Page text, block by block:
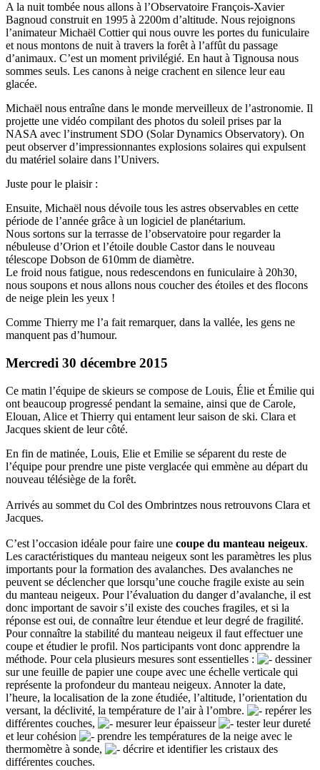
A la nuit tombée nous allons à l’Observatoire François-Xavier
Bagnoud construit en 1995 à 2200m d’altitude. Nous rejoignons
l’animateur Michaël Cottier qui nous ouvre les portes du funiculaire
et nous montons de nuit à travers la forêt à l’affût du passage
d’animaux. C’est un moment privilégié. En haut à Tignousa nous
sommes seuls. Les canons à neige crachent en silence leur eau
glacée.
Michaël nous entraîne dans le monde merveilleux de l’astronomie. Il
projette une vidéo compilant des photos du soleil prises par la
NASA avec l’instrument SDO (Solar Dynamics Observatory). On
peut observer d’impressionnantes explosions solaires qui expulsent
du matériel solaire dans l’Univers.
Juste pour le plaisir :
Ensuite, Michaël nous dévoile tous les astres observables en cette
période de l’année grâce à un logiciel de planétarium.
Nous sortons sur la terrasse de l’observatoire pour regarder la
nébuleuse d’Orion et l’étoile double Castor dans le nouveau
télescope Dobson de 610mm de diamètre.
Le froid nous fatigue, nous redescendons en funiculaire à 20h30,
nous soupons et nous allons nous coucher des étoiles et des flocons
de neige plein les yeux !
Comme Thierry me l’a fait remarquer, dans la vallée, les gens ne
manquent pas d’humour.
Mercredi 30 décembre 2015
Ce matin l’équipe de skieurs se compose de Louis, Élie et Émilie qui
ont beaucoup progressé pendant la semaine, ainsi que de Carole,
Elouan, Alice et Thierry qui entament leur saison de ski. Clara et
Jacques skient de leur côté.
En fin de matinée, Louis, Elie et Emilie se séparent du reste de
l’équipe pour prendre une piste verglacée qui emmène au départ du
nouveau télésiège de la forêt.
Arrivés au sommet du Col des Ombrintzes nous retrouvons Clara et
Jacques.
C’est l’occasion idéale pour faire une coupe du manteau neigeux.
Les caractéristiques du manteau neigeux sont les paramètres les plus
importants pour la formation des avalanches. Des avalanches ne
peuvent se déclencher que lorsqu’une couche fragile existe au sein
du manteau neigeux. Pour l’évaluation du danger d’avalanche, il est
donc important de savoir s’il existe des couches fragiles, et si la
réponse est oui, de connaître leur étendue et leur degré de fragilité.
Pour connaître la stabilité du manteau neigeux il faut effectuer une
coupe et étudier le profil. Nos participants vont donc apprendre la
méthode. Pour cela plusieurs mesures sont essentielles :
dessiner
sur une feuille de papier une coupe avec une échelle verticale qui
représente la profondeur du manteau neigeux. Annoter la date,
l’heure, la localisation de la zone étudiée, l’altitude, l’orientation du
versant, la déclivité, la température de l’air à l’ombre.
repérer les
différentes couches,
mesurer leur épaisseur
tester leur dureté
et leur cohésion
prendre les températures de la neige avec le
thermomètre à sonde,
décrire et identifier les cristaux des
différentes couches.